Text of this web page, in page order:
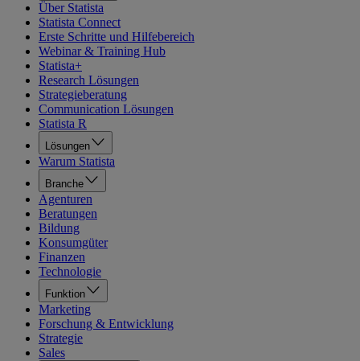
Über Statista
Statista Connect
Erste Schritte und Hilfebereich
Webinar & Training Hub
Statista+
Research Lösungen
Strategieberatung
Communication Lösungen
Statista R
Lösungen
Warum Statista
Branche
Agenturen
Beratungen
Bildung
Konsumgüter
Finanzen
Technologie
Funktion
Marketing
Forschung & Entwicklung
Strategie
Sales